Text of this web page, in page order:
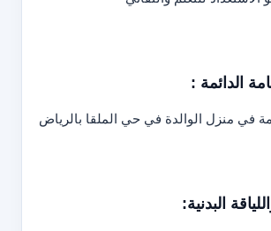
الدائمة :
في منزل الوالدة في حي الملقا بالرياض
البدنية: